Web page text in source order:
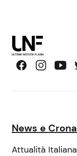
News e
Attualità Italiana